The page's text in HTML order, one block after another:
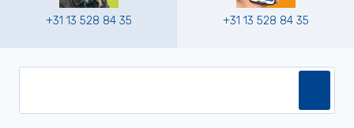
+31 13 528 84 35 +31 13 528 84 35